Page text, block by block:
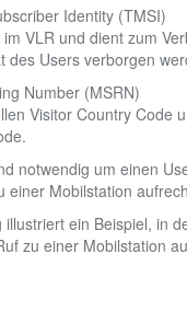
Identity (TMSI)
VLR und dient zum
des Users verborgen
Number (MSRN)
Visitor Country Code
notwendig um einen
einer Mobilstation
ein Beispiel, in
zu einer Mobilstation